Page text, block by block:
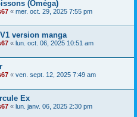
(Oméga)
« mer. oct. 29, 2025 7:55 pm
version manga
« lun. oct. 06, 2025 10:51 am
« ven. sept. 12, 2025 7:49 am
Ex
« lun. janv. 06, 2025 2:30 pm